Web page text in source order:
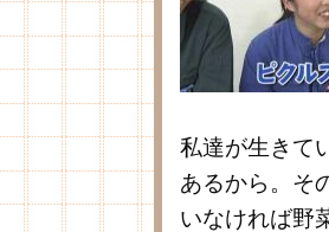
私達が生きて
あるから。そ
いなければ野